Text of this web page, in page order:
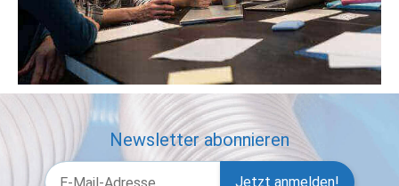
Newsletter abonnieren
Jetzt anmelden!